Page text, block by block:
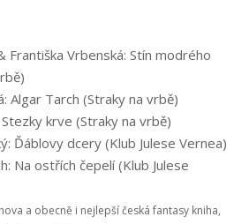
Františka Vrbenská: Stín modrého
Algar Tarch (Straky na vrbě)
krve (Straky na vrbě)
Ďáblovy dcery (Klub Julese Vernea)
Na ostřích čepelí (Klub Julese
a obecně i nejlepší česká fantasy kniha,